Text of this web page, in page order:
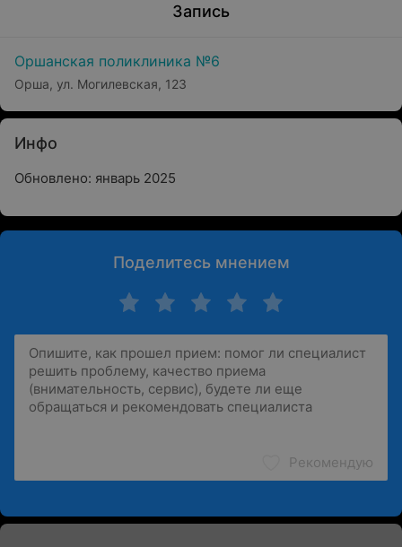
Запись
Оршанская поликлиника №6
Орша, ул. Могилевская, 123
Инфо
Обновлено: январь 2025
Поделитесь мнением
Рекомендую